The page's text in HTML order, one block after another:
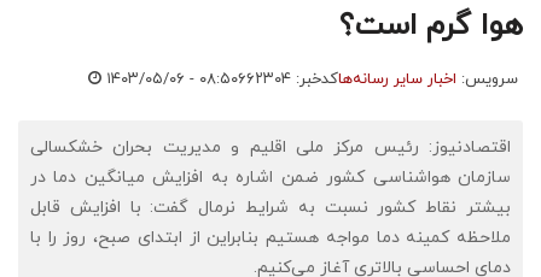
هوا گرم است؟
سرویس: اخبار سایر رسانه‌هاکدخبر: ۶۶۲۳۰۴ ۱۴۰۳/۰۵/۰۶ - ۰۸:۵۰
اقتصادنیوز: رئیس مرکز ملی اقلیم و مدیریت بحران خشکسالی
سازمان هواشناسی کشور ضمن اشاره به افزایش میانگین دما در
بیشتر نقاط کشور نسبت به شرایط نرمال گفت: با افزایش قابل
ملاحظه کمینه دما مواجه هستیم بنابراین از ابتدای صبح، روز را با
دمای احساسی بالاتری آغاز می‌کنیم.